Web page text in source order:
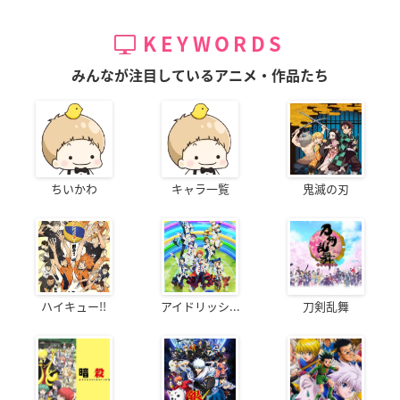
KEYWORDS
みんなが注目しているアニメ・作品たち
ちいかわ キャラ一覧 鬼滅の刃
ハイキュー!! アイドリッシ... 刀剣乱舞